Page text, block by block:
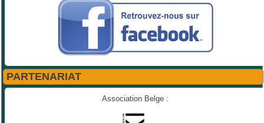
PARTENARIAT
Association Belge :